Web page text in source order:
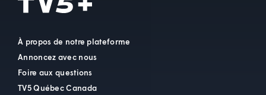
À propos de notre plateforme
Annoncez avec nous
Foire aux questions
TV5 Québec Canada